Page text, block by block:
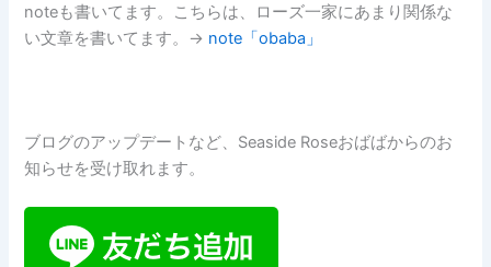
noteも書いてます。こちらは、ローズ一家にあまり関係な
い文章を書いてます。→ note「obaba」
ブログのアップデートなど、Seaside Roseおばばからのお
知らせを受け取れます。